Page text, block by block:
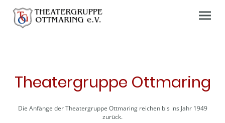
Theatergruppe Ottmaring
Die Anfänge der Theatergruppe Ottmaring reichen bis ins Jahr 1949
zurück.